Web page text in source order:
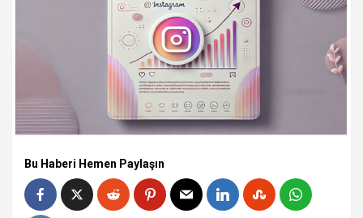
Bu Haberi Hemen Paylaşın